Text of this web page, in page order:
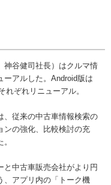
谷健司社長）はクルマ情
ーアルした。Android版は
れぞれリニューアル。
従来の中古車情報検索の
ンの強化、比較検討の充
と中古車販売会社がより円
、アプリ内の「トーク機